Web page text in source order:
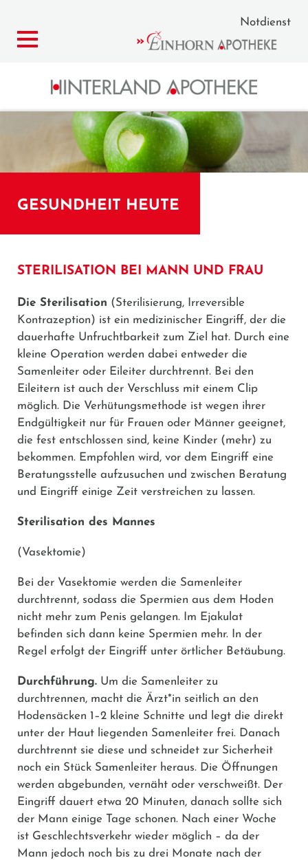
Notdienst
GESUNDHEIT HEUTE
STERILISATION BEI MANN UND FRAU
Die Sterilisation (Sterilisierung, Irreversible
Kontrazeption) ist ein medizinischer Eingriff, der die
dauerhafte Unfruchtbarkeit zum Ziel hat. Durch eine
kleine Operation werden dabei entweder die
Samenleiter oder Eileiter durchtrennt. Bei den
Eileitern ist auch der Verschluss mit einem Clip
möglich. Die Verhütungsmethode ist wegen ihrer
Endgültigkeit nur für Frauen oder Männer geeignet,
die fest entschlossen sind, keine Kinder (mehr) zu
bekommen. Empfohlen wird, vor dem Eingriff eine
Beratungsstelle aufzusuchen und zwischen Beratung
und Eingriff einige Zeit verstreichen zu lassen.
Sterilisation des Mannes
(Vasektomie)
Bei der Vasektomie werden die Samenleiter
durchtrennt, sodass die Spermien aus dem Hoden
nicht mehr zum Penis gelangen. Im Ejakulat
befinden sich dann keine Spermien mehr. In der
Regel erfolgt der Eingriff unter örtlicher Betäubung.
Durchführung. Um die Samenleiter zu
durchtrennen, macht die Ärzt*in seitlich an den
Hodensäcken 1–2 kleine Schnitte und legt die direkt
unter der Haut liegenden Samenleiter frei. Danach
durchtrennt sie diese und schneidet zur Sicherheit
noch ein Stück Samenleiter heraus. Die Öffnungen
werden abgebunden, vernäht oder verschweißt. Der
Eingriff dauert etwa 20 Minuten, danach sollte sich
der Mann einige Tage schonen. Nach einer Woche
ist Geschlechtsverkehr wieder möglich – da der
Mann jedoch noch bis zu drei Monate nach der